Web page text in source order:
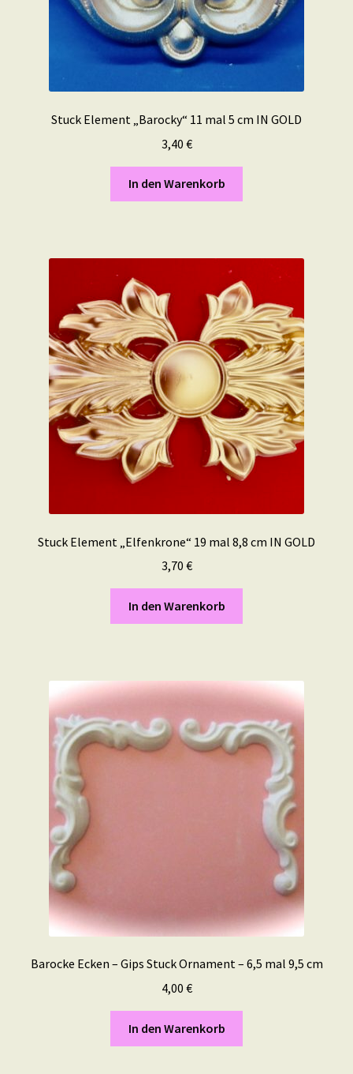
Stuck Element „Barocky“ 11 mal 5 cm IN GOLD
3,40 €
In den Warenkorb
Stuck Element „Elfenkrone“ 19 mal 8,8 cm IN GOLD
3,70 €
In den Warenkorb
Barocke Ecken – Gips Stuck Ornament – 6,5 mal 9,5 cm
4,00 €
In den Warenkorb